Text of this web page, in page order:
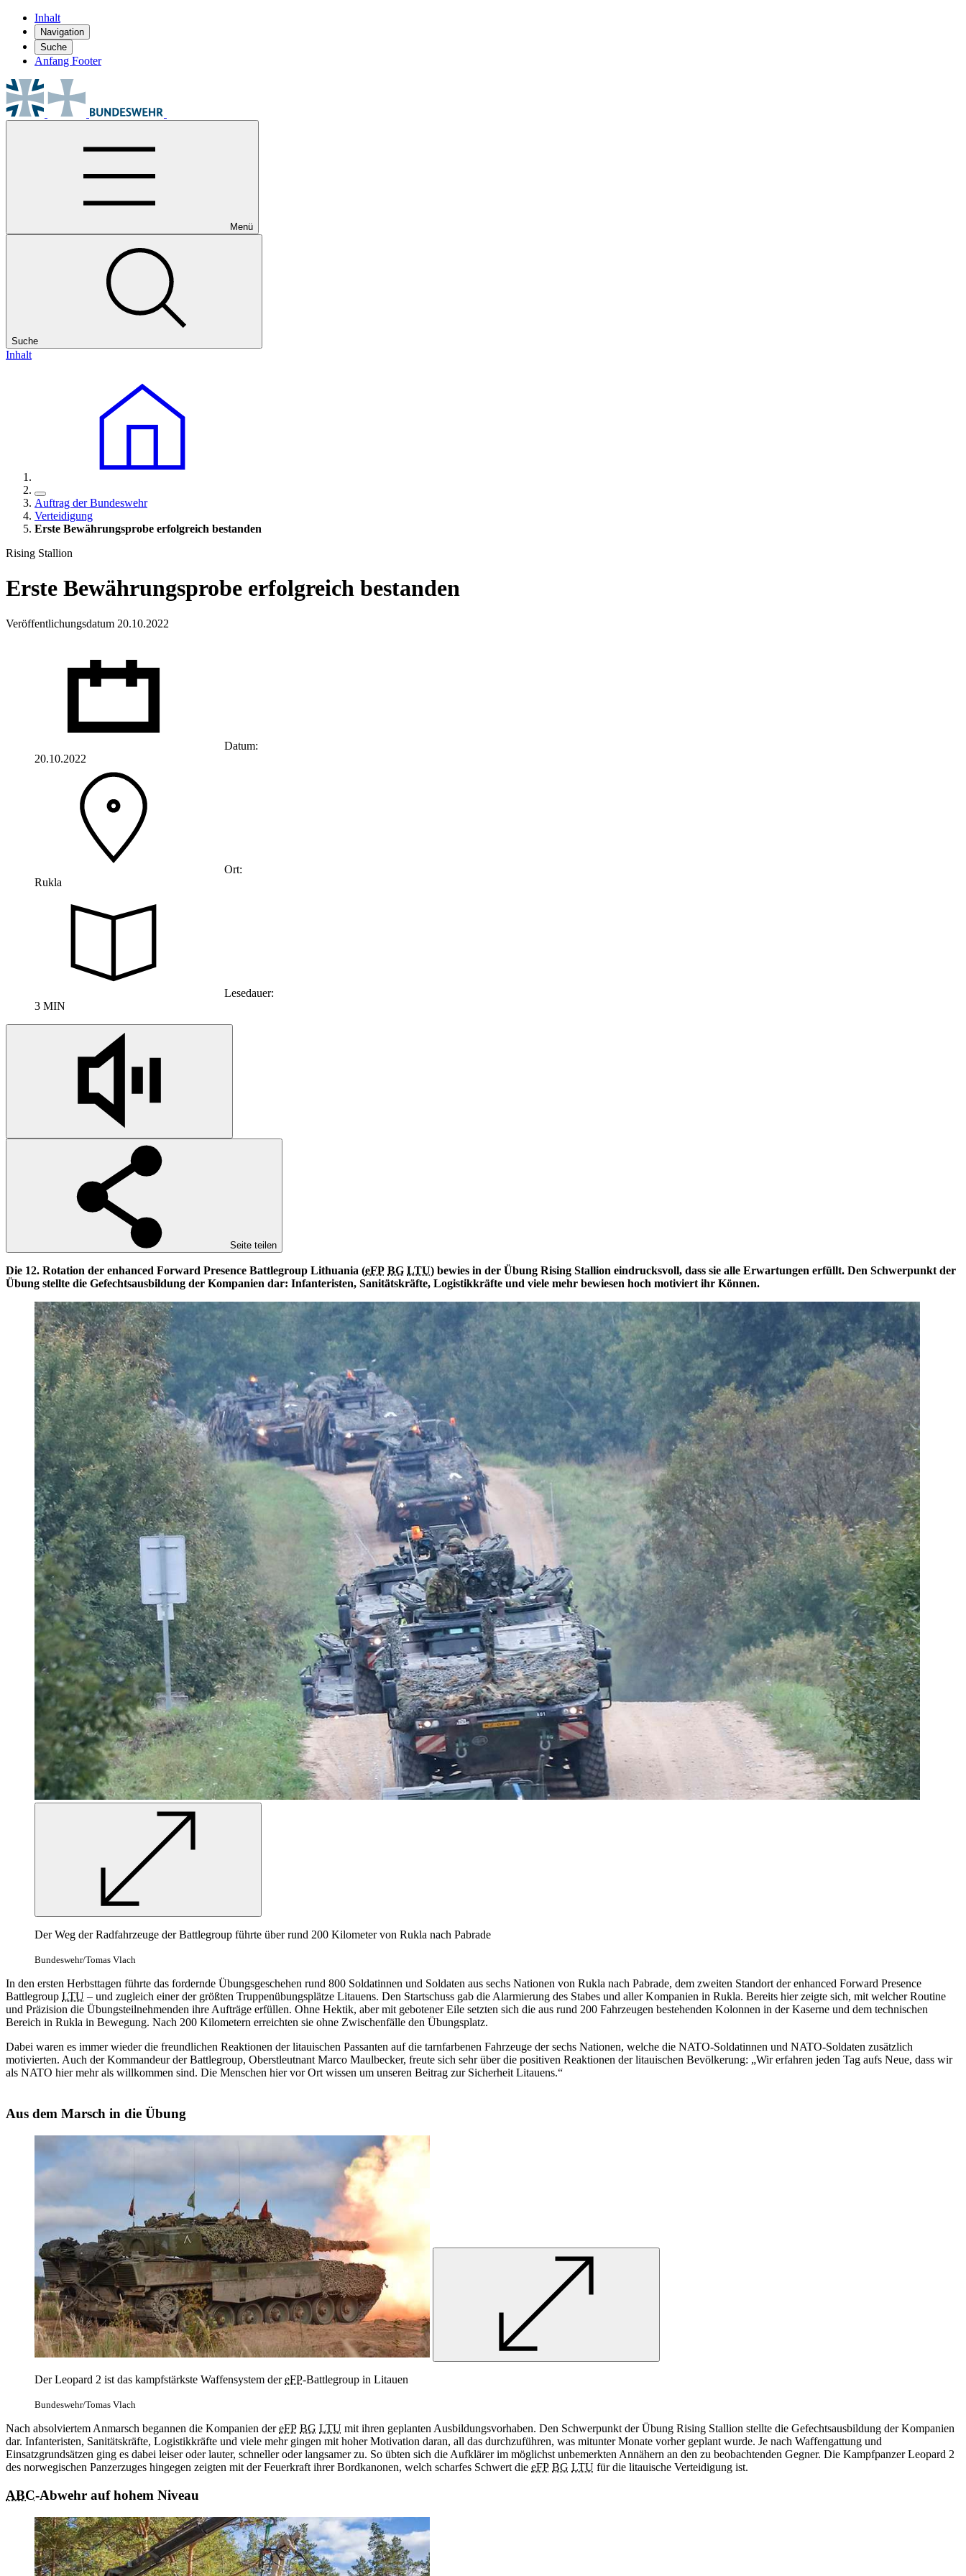
Inhalt
Navigation
Suche
Anfang Footer
Menü
Suche
Inhalt
Auftrag der Bundeswehr
Verteidigung
Erste Bewährungsprobe erfolgreich bestanden
Rising Stallion
Erste Bewährungsprobe erfolgreich bestanden
Veröffentlichungsdatum 20.10.2022
Datum:
20.10.2022
Ort:
Rukla
Lesedauer:
3 MIN
Seite teilen
Die 12. Rotation der enhanced Forward Presence Battlegroup Lithuania (eFP BG LTU) bewies in der Übung Rising Stallion eindrucksvoll, dass sie alle Erwartungen erfüllt. Den Schwerpunkt der
Übung stellte die Gefechtsausbildung der Kompanien dar: Infanteristen, Sanitätskräfte, Logistikkräfte und viele mehr bewiesen hoch motiviert ihr Können.
Der Weg der Radfahrzeuge der Battlegroup führte über rund 200 Kilometer von Rukla nach Pabrade
Bundeswehr/Tomas Vlach
In den ersten Herbsttagen führte das fordernde Übungsgeschehen rund 800 Soldatinnen und Soldaten aus sechs Nationen von Rukla nach Pabrade, dem zweiten Standort der enhanced Forward Presence
Battlegroup LTU – und zugleich einer der größten Truppenübungsplätze Litauens. Den Startschuss gab die Alarmierung des Stabes und aller Kompanien in Rukla. Bereits hier zeigte sich, mit welcher Routine
und Präzision die Übungsteilnehmenden ihre Aufträge erfüllen. Ohne Hektik, aber mit gebotener Eile setzten sich die aus rund 200 Fahrzeugen bestehenden Kolonnen in der Kaserne und dem technischen
Bereich in Rukla in Bewegung. Nach 200 Kilometern erreichten sie ohne Zwischenfälle den Übungsplatz.
Dabei waren es immer wieder die freundlichen Reaktionen der litauischen Passanten auf die tarnfarbenen Fahrzeuge der sechs Nationen, welche die NATO-Soldatinnen und NATO-Soldaten zusätzlich
motivierten. Auch der Kommandeur der Battlegroup, Oberstleutnant Marco Maulbecker, freute sich sehr über die positiven Reaktionen der litauischen Bevölkerung: „Wir erfahren jeden Tag aufs Neue, dass wir
als NATO hier mehr als willkommen sind. Die Menschen hier vor Ort wissen um unseren Beitrag zur Sicherheit Litauens.“
Aus dem Marsch in die Übung
Der Leopard 2 ist das kampfstärkste Waffensystem dereFP-Battlegroup in Litauen
Bundeswehr/Tomas Vlach
Nach absolviertem Anmarsch begannen die Kompanien dereFP BG LTU mit ihren geplanten Ausbildungsvorhaben. Den Schwerpunkt der Übung Rising Stallion stellte die Gefechtsausbildung der Kompanien
dar. Infanteristen, Sanitätskräfte, Logistikkräfte und viele mehr gingen mit hoher Motivation daran, all das durchzuführen, was mitunter Monate vorher geplant wurde. Je nach Waffengattung und
Einsatzgrundsätzen ging es dabei leiser oder lauter, schneller oder langsamer zu. So übten sich die Aufklärer im möglichst unbemerkten Annähern an den zu beobachtenden Gegner. Die Kampfpanzer Leopard 2
des norwegischen Panzerzuges hingegen zeigten mit der Feuerkraft ihrer Bordkanonen, welch scharfes Schwert die eFP BG LTU für die litauische Verteidigung ist.
ABC-Abwehr auf hohem Niveau